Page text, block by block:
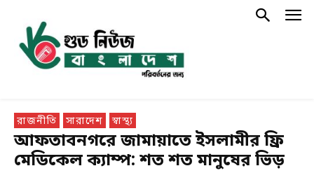
রাজনীতি সারাদেশ স্বাস্থ্য
আফতাবনগরে জামায়াতে ইসলামীর ফ্রি
মেডিকেল ক্যাম্প: শত শত মানুষের ভিড়